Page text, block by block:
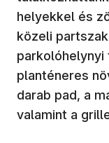
helyekkel és
közeli
planténeres
darab pad, a
valamint a